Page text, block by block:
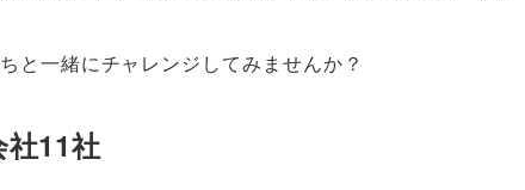
と一緒にチャレンジしてみませんか？
11社